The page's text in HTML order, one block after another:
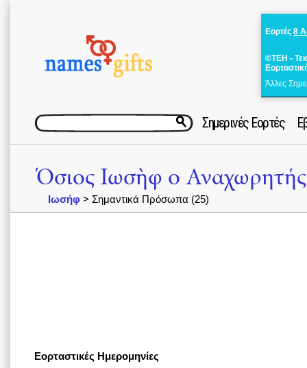
Εορτές 8
©ΤΕΗ -
Άλλες
Σημερινές Εορτές
Όσιος Ιωσὴφ ο Αναχωρητής
Ιωσήφ > Σημαντικά Πρόσωπα (25)
Εορταστικές Ημερομηνίες